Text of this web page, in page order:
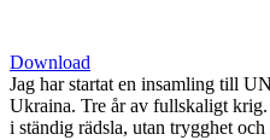
Download
Jag har startat en insamling till
Ukraina. Tre år av fullskaligt
i ständig rädsla, utan trygghet